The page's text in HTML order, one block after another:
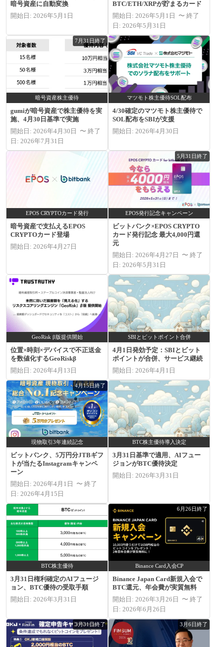
暗号資産に自動変換
開始日: 2026年5月1日
BTC/ETH/XRPが貯まるカード
開始日: 2026年5月1日 〜 終了
日: 2026年5月31日
7月31日終了
暗号資産株主優待
gumiが暗号資産で株主優待を実
施、4月30日基準で実施
開始日: 2026年4月30日 〜 終了
日: 2026年7月31日
マツモト株主優待SOL配布
4/30確定のマツモト株主優待で
SOL配布をSBIが支援
開始日: 2026年4月30日
EPOS CRYPTOカード発行
暗号資産で支払えるEPOS
CRYPTOカード登場
開始日: 2026年4月27日
5月31日終了
EPOS発行記念キャンペーン
ビットバンク×EPOS CRYPTO
カード発行記念 最大4,000円還
元
開始日: 2026年4月27日 〜 終了
日: 2026年5月31日
GeoRisk β版提供開始
位置×時刻×デバイスで不正送金
を数値化するGeoRiskβ
開始日: 2026年4月13日
SBIとビットポイント合併
4月1日発効予定：SBIとビット
ポイントが合併、サービス継続
開始日: 2026年4月1日
4月15日終了
現物取引3年連続記念
ビットバンク、5万円分JTBギフ
トが当たるInstagramキャンペ
ーン
開始日: 2026年4月1日 〜 終了
日: 2026年4月15日
BTC株主優待導入決定
3月31日基準で適用、AIフュー
ジョンがBTC優待決定
開始日: 2026年3月31日
BTC株主優待
3月31日権利確定のAIフュージ
ョン、BTC優待の受取手順
開始日: 2026年3月31日
6月26日終了
Binance Card入会CP
Binance Japan Card新規入会で
BTC還元、年会費が実質無料
開始日: 2026年3月26日 〜 終了
日: 2026年6月26日
3月31日終了 3月6日終了